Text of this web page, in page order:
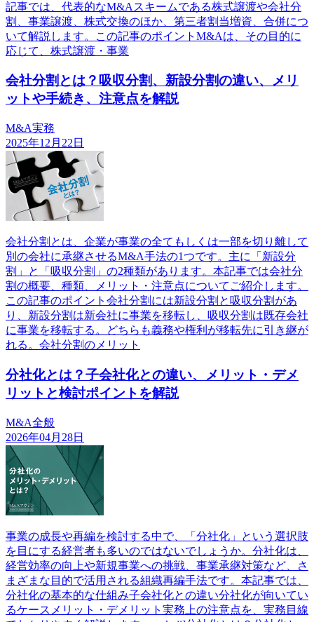
記事では、代表的なM&Aスキームである株式譲渡や会社分
割、事業譲渡、株式交換のほか、第三者割当増資、合併につ
いて解説します。この記事のポイントM&Aは、その目的に
応じて、株式譲渡・事業
会社分割とは？吸収分割、新設分割の違い、メリ
ットや手続き、注意点を解説
M&A実務
2025年12月22日
会社分割とは、企業が事業の全てもしくは一部を切り離して
別の会社に承継させるM&A手法の1つです。主に「新設分
割」と「吸収分割」の2種類があります。本記事では会社分
割の概要、種類、メリット・注意点についてご紹介します。
この記事のポイント会社分割には新設分割と吸収分割があ
り、新設分割は新会社に事業を移転し、吸収分割は既存会社
に事業を移転する。どちらも義務や権利が移転先に引き継が
れる。会社分割のメリット
分社化とは？子会社化との違い、メリット・デメ
リットと検討ポイントを解説
M&A全般
2026年04月28日
事業の成長や再編を検討する中で、「分社化」という選択肢
を目にする経営者も多いのではないでしょうか。分社化は、
経営効率の向上や新規事業への挑戦、事業承継対策など、さ
まざまな目的で活用される組織再編手法です。本記事では、
分社化の基本的な仕組み子会社化との違い分社化が向いてい
るケースメリット・デメリット実務上の注意点を、実務目線